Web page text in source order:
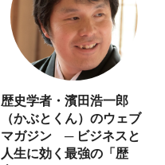
歴史学者・濱田浩一郎
（かぶとくん）のウェブ
マガジン ─ ビジネスと
人生に効く最強の「歴